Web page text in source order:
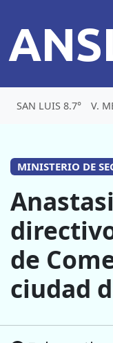
SAN LUIS 8.7° V.
MINISTERIO DE
de
ciudad